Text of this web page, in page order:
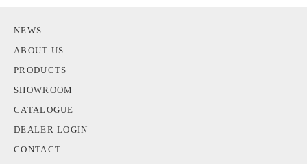
NEWS
ABOUT US
PRODUCTS
SHOWROOM
CATALOGUE
DEALER LOGIN
CONTACT